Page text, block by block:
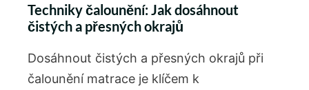
Techniky čalounění: Jak dosáhnout
čistých a přesných okrajů
Dosáhnout čistých a přesných okrajů při
čalounění matrace je klíčem k